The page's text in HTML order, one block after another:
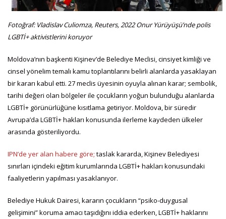
Fotoğraf: Vladislav Culiomza, Reuters, 2022 Onur Yürüyüşü’nde polis
LGBTİ+ aktivistlerini koruyor
Moldova’nın başkenti Kişinev’de Belediye Meclisi, cinsiyet kimliği ve
cinsel yönelim temalı kamu toplantılarını belirli alanlarda yasaklayan
bir kararı kabul etti. 27 meclis üyesinin oyuyla alınan karar; sembolik,
tarihi değeri olan bölgeler ile çocukların yoğun bulunduğu alanlarda
LGBTİ+ görünürlüğüne kısıtlama getiriyor. Moldova, bir süredir
Avrupa’da LGBTİ+ hakları konusunda ilerleme kaydeden ülkeler
arasında gösteriliyordu.
IPN’de yer alan habere göre; taslak kararda, Kişinev Belediyesi
sınırları içindeki eğitim kurumlarında LGBTİ+ hakları konusundaki
faaliyetlerin yapılması yasaklanıyor.
Belediye Hukuk Dairesi, kararın çocukların “psiko-duygusal
gelişimini” koruma amacı taşıdığını iddia ederken, LGBTİ+ haklarını